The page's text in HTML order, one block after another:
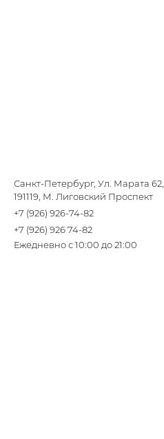
Санкт-Петербург, Ул. Марата 62,
191119, М. Лиговский Проспект
+7 (926) 926-74-82
+7 (926) 926 74-82
Ежедневно с 10:00 до 21:00